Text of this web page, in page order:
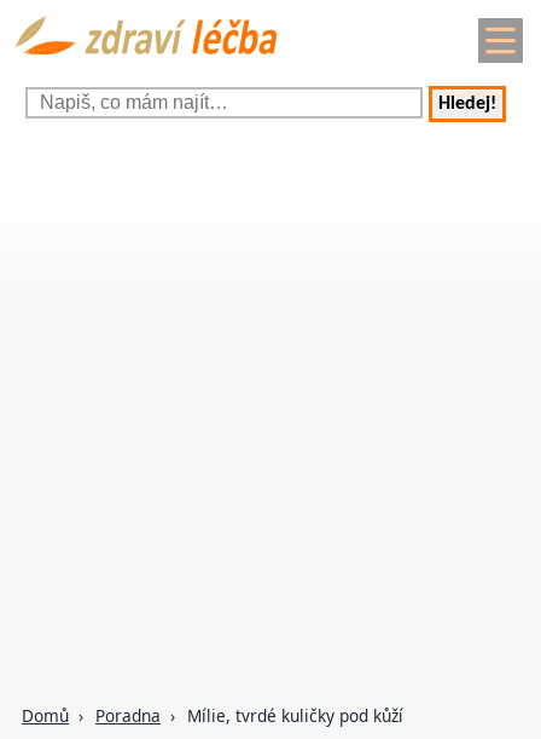
Hledej!
Domů Poradna Mílie, tvrdé kuličky pod kůží